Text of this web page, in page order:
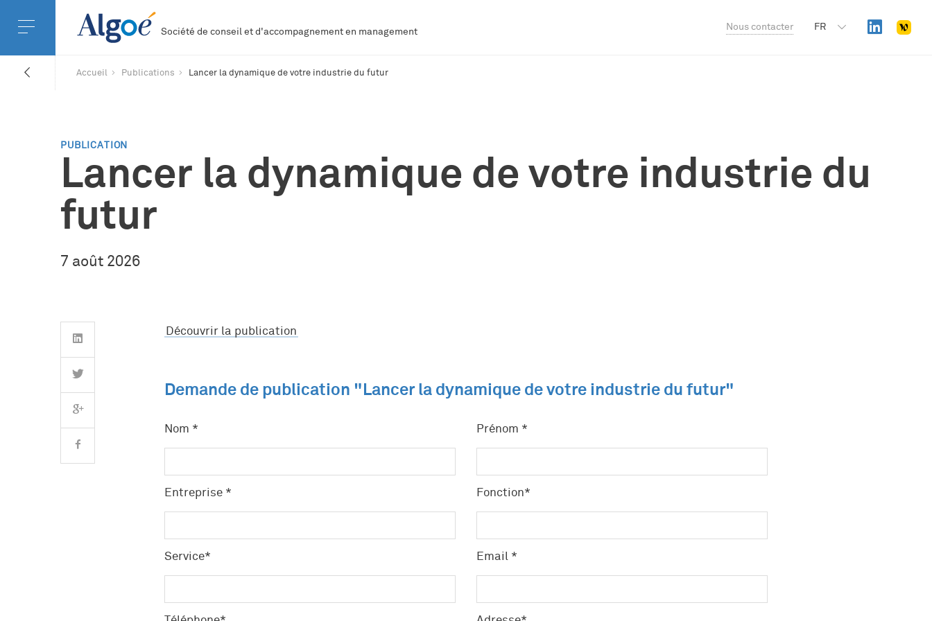
Société de conseil et d'accompagnement en management
Nous contacter FR
Accueil Publications Lancer la dynamique de votre industrie du futur
PUBLICATION
Lancer la dynamique de votre industrie du
futur
7 août 2026
Découvrir la publication
Demande de publication "Lancer la dynamique de votre industrie du futur"
Nom * Prénom *
Entreprise * Fonction*
Service* Email *